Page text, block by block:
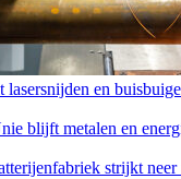
lasersnijden en
blijft metalen en
strijkt